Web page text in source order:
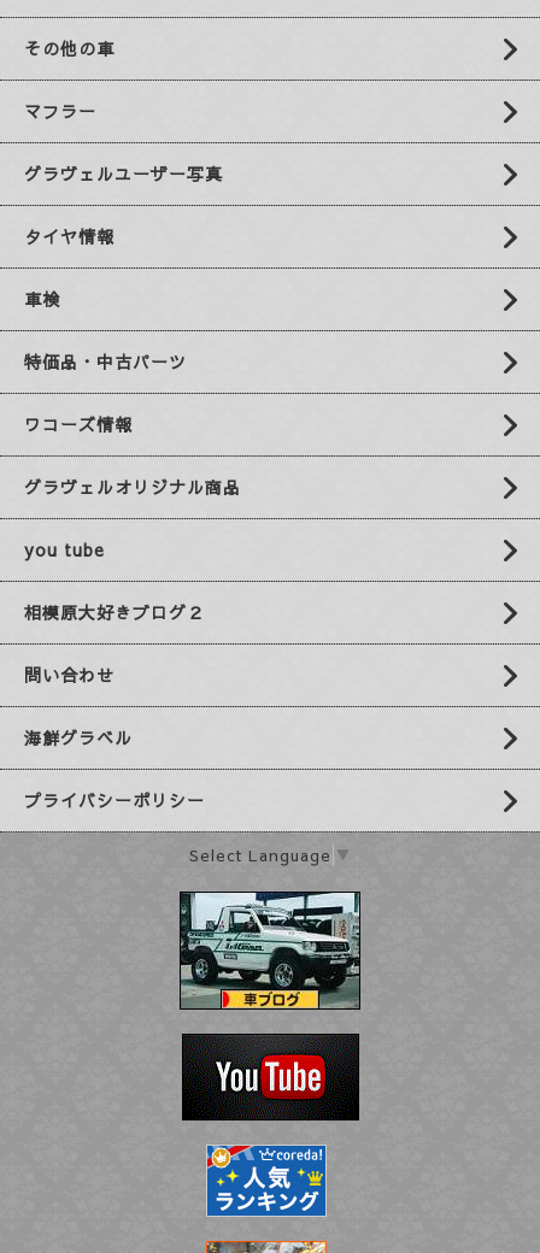
その他の車
マフラー
グラヴェルユーザー写真
タイヤ情報
車検
特価品・中古パーツ
ワコーズ情報
グラヴェルオリジナル商品
you tube
相模原大好きブログ２
問い合わせ
海鮮グラベル
プライバシーポリシー
Select Language ▼